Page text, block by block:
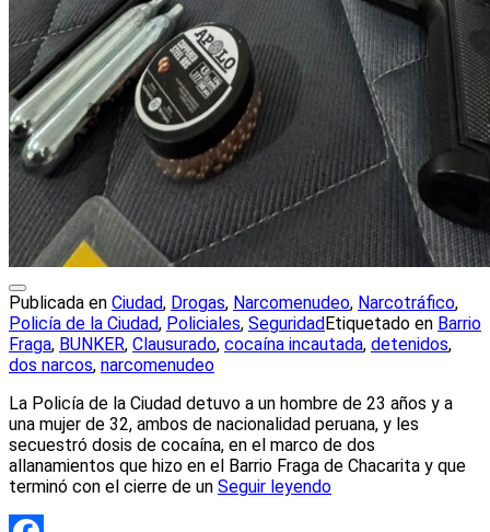
Publicada en Ciudad, Drogas, Narcomenudeo, Narcotráfico,
Policía de la Ciudad, Policiales, SeguridadEtiquetado en Barrio
Fraga, BUNKER, Clausurado, cocaína incautada, detenidos,
dos narcos, narcomenudeo
La Policía de la Ciudad detuvo a un hombre de 23 años y a
una mujer de 32, ambos de nacionalidad peruana, y les
secuestró dosis de cocaína, en el marco de dos
allanamientos que hizo en el Barrio Fraga de Chacarita y que
terminó con el cierre de un Seguir leyendo